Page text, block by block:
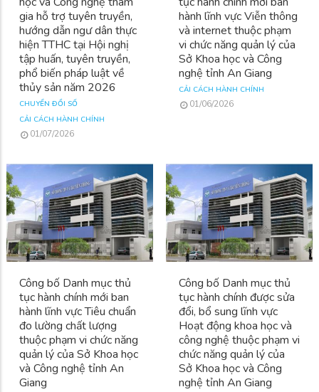
gia hỗ trợ tuyên truyền,
hướng dẫn ngư dân thực
hiện TTHC tại Hội nghị
tập huấn, tuyên truyền,
phổ biến pháp luật về
thủy sản năm 2026
CHUYỂN ĐỔI SỐ
CẢI CÁCH HÀNH CHÍNH
01/07/2026
hành lĩnh vực Viễn thông
và internet thuộc phạm
vi chức năng quản lý của
Sở Khoa học và Công
nghệ tỉnh An Giang
CẢI CÁCH HÀNH CHÍNH
01/06/2026
Công bố Danh mục thủ
tục hành chính mới ban
hành lĩnh vực Tiêu chuẩn
đo lường chất lượng
thuộc phạm vi chức năng
quản lý của Sở Khoa học
và Công nghệ tỉnh An
Giang
Công bố Danh mục thủ
tục hành chính được sửa
đổi, bổ sung lĩnh vực
Hoạt động khoa học và
công nghệ thuộc phạm vi
chức năng quản lý của
Sở Khoa học và Công
nghệ tỉnh An Giang